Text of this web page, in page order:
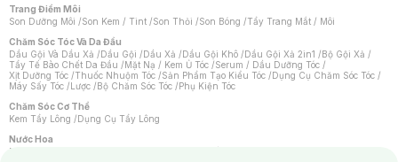
Trang Điểm Môi
Son Dưỡng Môi /Son Kem / Tint /Son Thỏi /Son Bóng /Tẩy Trang Mắt / Môi
Chăm Sóc Tóc Và Da Đầu
Dầu Gội Và Dầu Xả /Dầu Gội /Dầu Xả /Dầu Gội Khô /Dầu Gội Xả 2in1 /Bộ Gội Xả /
Tẩy Tế Bào Chết Da Đầu /Mặt Nạ / Kem Ủ Tóc /Serum / Dầu Dưỡng Tóc /
Xịt Dưỡng Tóc /Thuốc Nhuộm Tóc /Sản Phẩm Tạo Kiểu Tóc /Dụng Cụ Chăm Sóc Tóc /
Máy Sấy Tóc /Lược /Bộ Chăm Sóc Tóc /Phụ Kiện Tóc
Chăm Sóc Cơ Thể
Kem Tẩy Lông /Dụng Cụ Tẩy Lông
Nước Hoa
Nước Hoa Nữ